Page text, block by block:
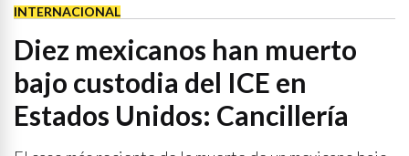
INTERNACIONAL
Diez mexicanos han muerto
bajo custodia del ICE en
Estados Unidos: Cancillería